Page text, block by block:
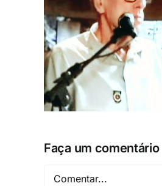
Faça um comentário